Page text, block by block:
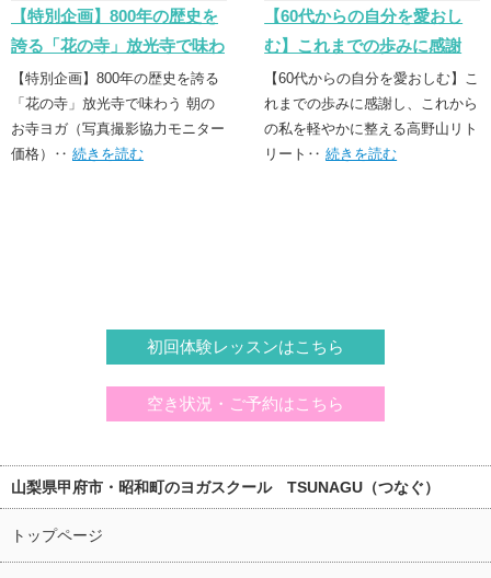
【特別企画】800年の歴史を
誇る「花の寺」放光寺で味わ
う 朝のお寺ヨガ
【特別企画】800年の歴史を誇る
「花の寺」放光寺で味わう 朝の
お寺ヨガ（写真撮影協力モニター
価格）‥ 続きを読む
【60代からの自分を愛おし
む】これまでの歩みに感謝
し、これからの私を軽やかに
整える高野山リトリート
【60代からの自分を愛おしむ】こ
れまでの歩みに感謝し、これから
の私を軽やかに整える高野山リト
リート‥続きを読む
初回体験レッスンはこちら
空き状況・ご予約はこちら
山梨県甲府市・昭和町のヨガスクール TSUNAGU（つなぐ）
トップページ